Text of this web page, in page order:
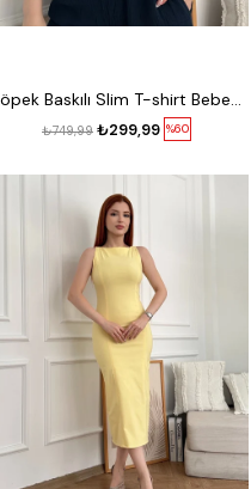
Köpek Baskılı Slim T-shirt Bebe mavi
%60
₺299,99
₺749,99